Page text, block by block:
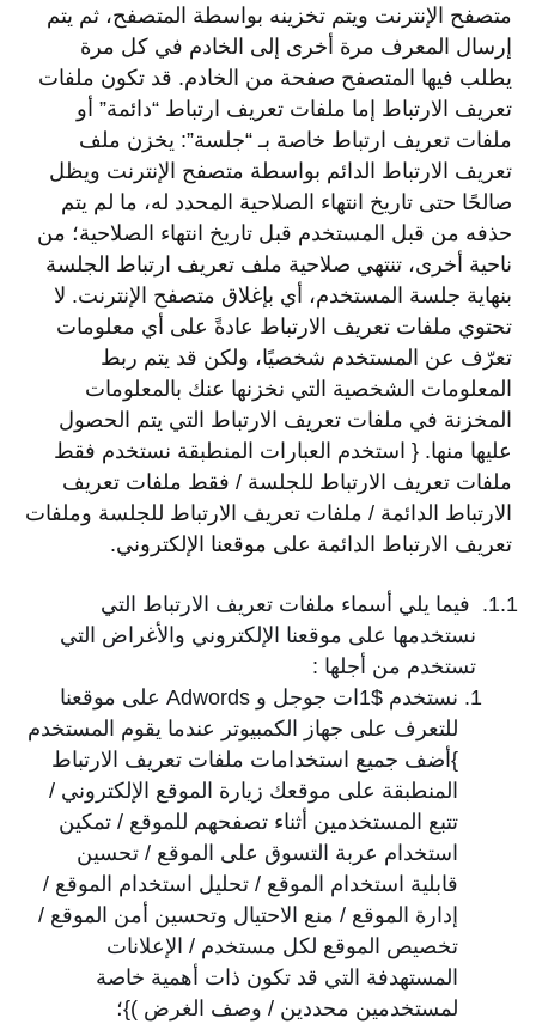
متصفح الإنترنت ويتم تخزينه بواسطة المتصفح، ثم يتم
إرسال المعرف مرة أخرى إلى الخادم في كل مرة
يطلب فيها المتصفح صفحة من الخادم. قد تكون ملفات
تعريف الارتباط إما ملفات تعريف ارتباط “دائمة” أو
ملفات تعريف ارتباط خاصة بـ “جلسة”: يخزن ملف
تعريف الارتباط الدائم بواسطة متصفح الإنترنت ويظل
صالحًا حتى تاريخ انتهاء الصلاحية المحدد له، ما لم يتم
حذفه من قبل المستخدم قبل تاريخ انتهاء الصلاحية؛ من
ناحية أخرى، تنتهي صلاحية ملف تعريف ارتباط الجلسة
بنهاية جلسة المستخدم، أي بإغلاق متصفح الإنترنت. لا
تحتوي ملفات تعريف الارتباط عادةً على أي معلومات
تعرّف عن المستخدم شخصيًا، ولكن قد يتم ربط
المعلومات الشخصية التي نخزنها عنك بالمعلومات
المخزنة في ملفات تعريف الارتباط التي يتم الحصول
عليها منها. { استخدم العبارات المنطبقة نستخدم فقط
ملفات تعريف الارتباط للجلسة / فقط ملفات تعريف
الارتباط الدائمة / ملفات تعريف الارتباط للجلسة وملفات
تعريف الارتباط الدائمة على موقعنا الإلكتروني.
فيما يلي أسماء ملفات تعريف الارتباط التي
نستخدمها على موقعنا الإلكتروني والأغراض التي
تستخدم من أجلها :
نستخدم $1ات جوجل و Adwords على موقعنا
للتعرف على جهاز الكمبيوتر عندما يقوم المستخدم
}أضف جميع استخدامات ملفات تعريف الارتباط
المنطبقة على موقعك زيارة الموقع الإلكتروني /
تتبع المستخدمين أثناء تصفحهم للموقع / تمكين
استخدام عربة التسوق على الموقع / تحسين
قابلية استخدام الموقع / تحليل استخدام الموقع /
إدارة الموقع / منع الاحتيال وتحسين أمن الموقع /
تخصيص الموقع لكل مستخدم / الإعلانات
المستهدفة التي قد تكون ذات أهمية خاصة
لمستخدمين محددين / وصف الغرض )}؛